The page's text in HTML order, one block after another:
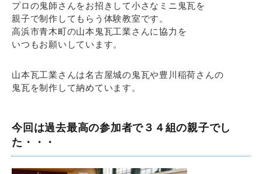
プロの鬼師さんをお招きして小さなミニ鬼瓦を
親子で制作してもらう体験教室です。
高浜市青木町の山本鬼瓦工業さんに協力を
いつもお願いしています。
山本瓦工業さんは名古屋城の鬼瓦や豊川稲荷さんの
鬼瓦を制作して納めています。
今回は過去最高の参加者で３４組の親子でし
た・・・